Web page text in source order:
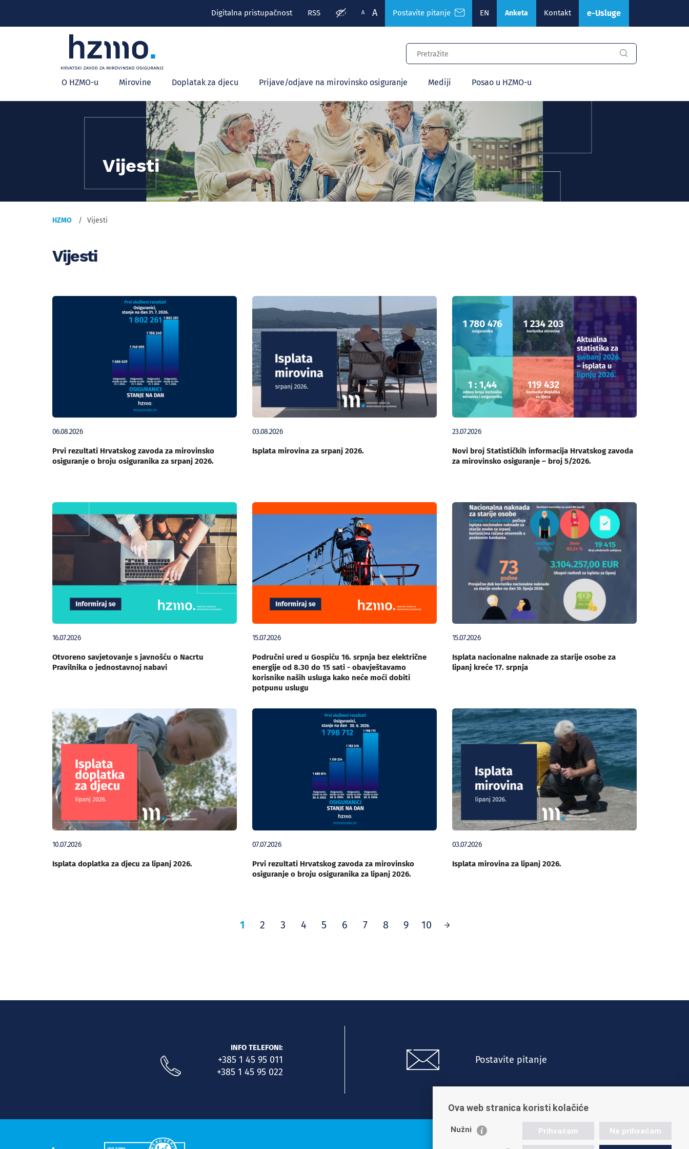
Digitalna pristupačnost RSS A A Postavite pitanje EN Anketa Kontakt e-Usluge
Glavni
izbornik
O HZMO-u Mirovine Doplatak za djecu Prijave/odjave na mirovinsko osiguranje Mediji Posao u HZMO-u
Vijesti
HZMO Vijesti
Vijesti
06.08.2026
Prvi rezultati Hrvatskog zavoda za mirovinsko
osiguranje o broju osiguranika za srpanj 2026.
03.08.2026
Isplata mirovina za srpanj 2026.
23.07.2026
Novi broj Statističkih informacija Hrvatskog zavoda
za mirovinsko osiguranje – broj 5/2026.
16.07.2026
Otvoreno savjetovanje s javnošću o Nacrtu
Pravilnika o jednostavnoj nabavi
15.07.2026
Područni ured u Gospiću 16. srpnja bez električne
energije od 8.30 do 15 sati - obavještavamo
korisnike naših usluga kako neće moći dobiti
potpunu uslugu
15.07.2026
Isplata nacionalne naknade za starije osobe za
lipanj kreće 17. srpnja
10.07.2026
Isplata doplatka za djecu za lipanj 2026.
07.07.2026
Prvi rezultati Hrvatskog zavoda za mirovinsko
osiguranje o broju osiguranika za lipanj 2026.
03.07.2026
Isplata mirovina za lipanj 2026.
1 2 3 4 5 6 7 8 9 10
INFO TELEFONI:
+385 1 45 95 011
+385 1 45 95 022
Postavite pitanje
Ova web stranica koristi kolačiće
Nužni Prihvaćam Ne prihvaćam